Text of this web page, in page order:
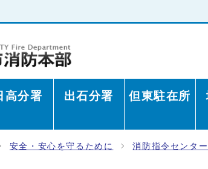
高分署 出石分署 但東駐在所
安全・安心を守るために 消防指令センター